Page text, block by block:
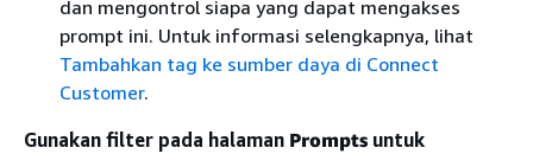
dan mengontrol siapa yang dapat mengakses
prompt ini. Untuk informasi selengkapnya, lihat
Tambahkan tag ke sumber daya di Connect
Customer.
Gunakan filter pada halaman Prompts untuk